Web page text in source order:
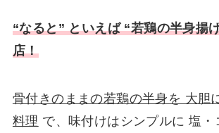
“なると” といえば “若鶏の半身揚
店！
骨付きのままの若鶏の半身を 大胆
料理 で、味付けはシンプルに 塩・